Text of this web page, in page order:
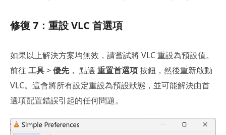
修復 7：重設 VLC 首選項
如果以上解決方案均無效，請嘗試將 VLC 重設為預設值。
前往 工具>優先， 點選 重置首選項按鈕，然後重新啟動
VLC。這會將所有設定重設為預設狀態，並可能解決由首
選項配置錯誤引起的任何問題。